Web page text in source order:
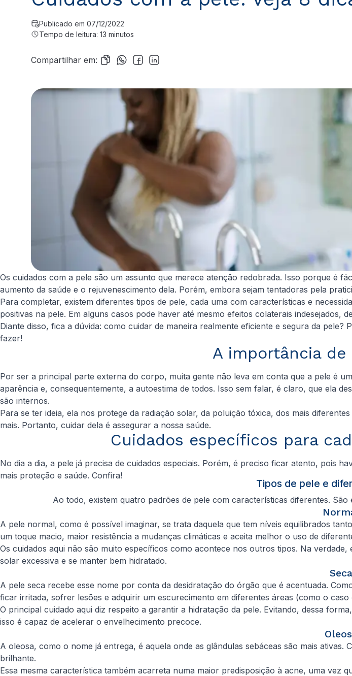
Publicado em 07/12/2022
Tempo de leitura: 13 minutos
Compartilhar em:
Os cuidados com a pele são um assunto que merece atenção redobrada. Isso porque é
aumento da saúde e o rejuvenescimento dela. Porém, embora sejam tentadoras pela
Para completar, existem diferentes tipos de pele, cada uma com características e
positivas na pele. Em alguns casos pode haver até mesmo efeitos colaterais indesejados,
Diante disso, fica a dúvida: como cuidar de maneira realmente eficiente e segura da
fazer!
A importância
Por ser a principal parte externa do corpo, muita gente não leva em conta que a pele é
aparência e, consequentemente, a autoestima de todos. Isso sem falar, é claro, que ela
são internos.
Para se ter ideia, ela nos protege da radiação solar, da poluição tóxica, dos mais
mais. Portanto, cuidar dela é assegurar a nossa saúde.
Cuidados específicos para
No dia a dia, a pele já precisa de cuidados especiais. Porém, é preciso ficar atento, pois
mais proteção e saúde. Confira!
Tipos de pele e
Ao todo, existem quatro padrões de pele com características diferentes.
A pele normal, como é possível imaginar, se trata daquela que tem níveis equilibrados
um toque macio, maior resistência a mudanças climáticas e aceita melhor o uso de
Os cuidados aqui não são muito específicos como acontece nos outros tipos. Na
solar excessiva e se manter bem hidratado.
Seca
A pele seca recebe esse nome por conta da desidratação do órgão que é acentuada.
ficar irritada, sofrer lesões e adquirir um escurecimento em diferentes áreas (como o
O principal cuidado aqui diz respeito a garantir a hidratação da pele. Evitando, dessa
isso é capaz de acelerar o envelhecimento precoce.
A oleosa, como o nome já entrega, é aquela onde as glândulas sebáceas são mais
brilhante.
Essa mesma característica também acarreta numa maior predisposição à acne, uma